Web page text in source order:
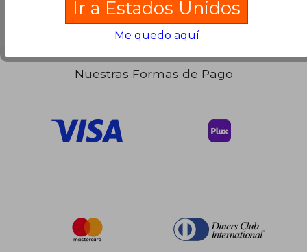
Nuestras Formas de Pago
Ir a Estados Unidos
Me quedo aquí